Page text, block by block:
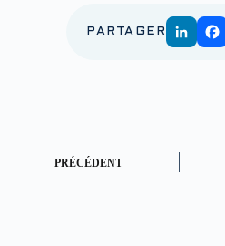
PARTAGER
PRÉCÉDENT